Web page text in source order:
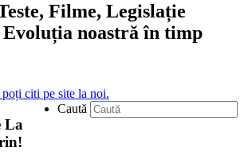
Filme, Legislație
noastră în timp
citi pe site la noi.
Caută
La